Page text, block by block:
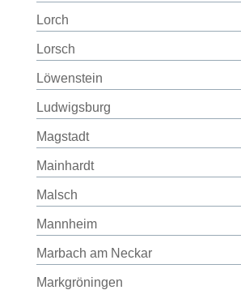
Lorch
Lorsch
Löwenstein
Ludwigsburg
Magstadt
Mainhardt
Malsch
Mannheim
Marbach am Neckar
Markgröningen